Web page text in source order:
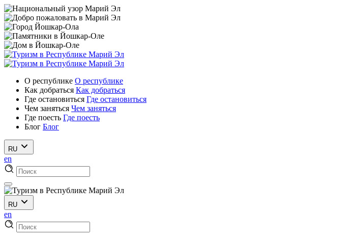
О республике О республике
Как добраться Как добраться
Где остановиться Где остановиться
Чем заняться Чем заняться
Где поесть Где поесть
Блог Блог
RU
en
RU
en